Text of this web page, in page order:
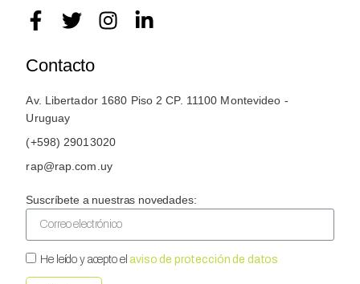
Contacto
Av. Libertador 1680 Piso 2 CP. 11100 Montevideo -
Uruguay
(+598) 29013020
rap@rap.com.uy
Suscríbete a nuestras novedades:
He leído y acepto elaviso de protección de datos